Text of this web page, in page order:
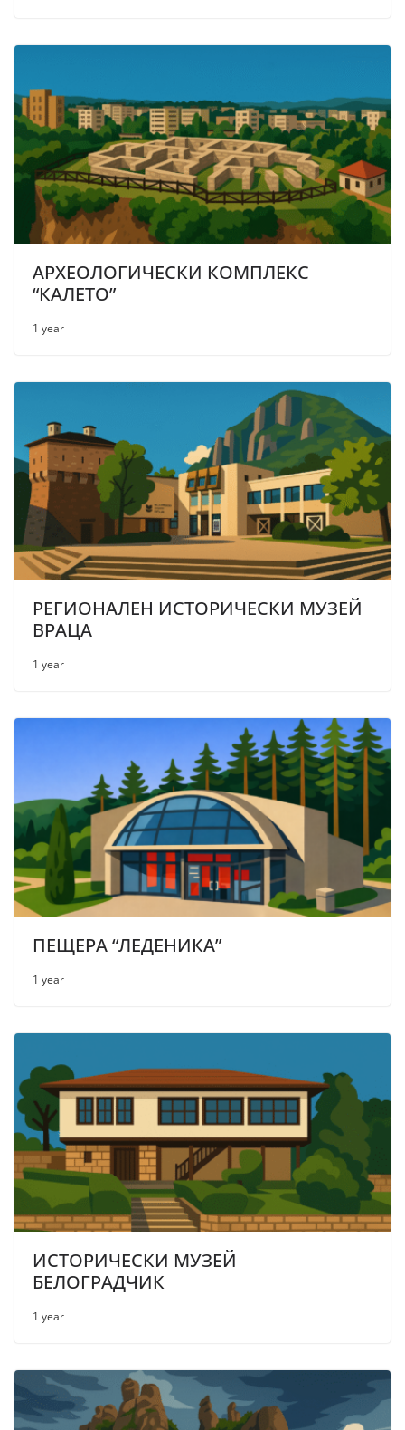
АРХЕОЛОГИЧЕСКИ КОМПЛЕКС
“КАЛЕТО”
1 year
РЕГИОНАЛЕН ИСТОРИЧЕСКИ МУЗЕЙ
ВРАЦА
1 year
ПЕЩЕРА “ЛЕДЕНИКА”
1 year
ИСТОРИЧЕСКИ МУЗЕЙ
БЕЛОГРАДЧИК
1 year